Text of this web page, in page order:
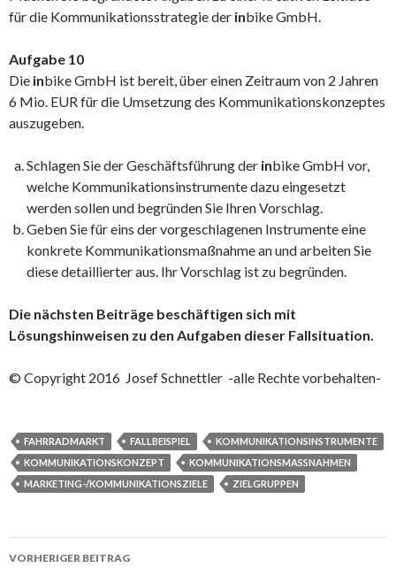
für die Kommunikationsstrategie der inbike GmbH.
Aufgabe 10
Die inbike GmbH ist bereit, über einen Zeitraum von 2 Jahren
6 Mio. EUR für die Umsetzung des Kommunikationskonzeptes
auszugeben.
Schlagen Sie der Geschäftsführung der inbike GmbH vor,
welche Kommunikationsinstrumente dazu eingesetzt
werden sollen und begründen Sie Ihren Vorschlag.
Geben Sie für eins der vorgeschlagenen Instrumente eine
konkrete Kommunikationsmaßnahme an und arbeiten Sie
diese detaillierter aus. Ihr Vorschlag ist zu begründen.
Die nächsten Beiträge beschäftigen sich mit
Lösungshinweisen zu den Aufgaben dieser Fallsituation.
© Copyright 2016 Josef Schnettler -alle Rechte vorbehalten-
FAHRRADMARKT FALLBEISPIEL
KOMMUNIKATIONSINSTRUMENTE
KOMMUNIKATIONSKONZEPT
KOMMUNIKATIONSMASSNAHMEN
MARKETING-/KOMMUNIKATIONSZIELE
ZIELGRUPPEN
VORHERIGER BEITRAG